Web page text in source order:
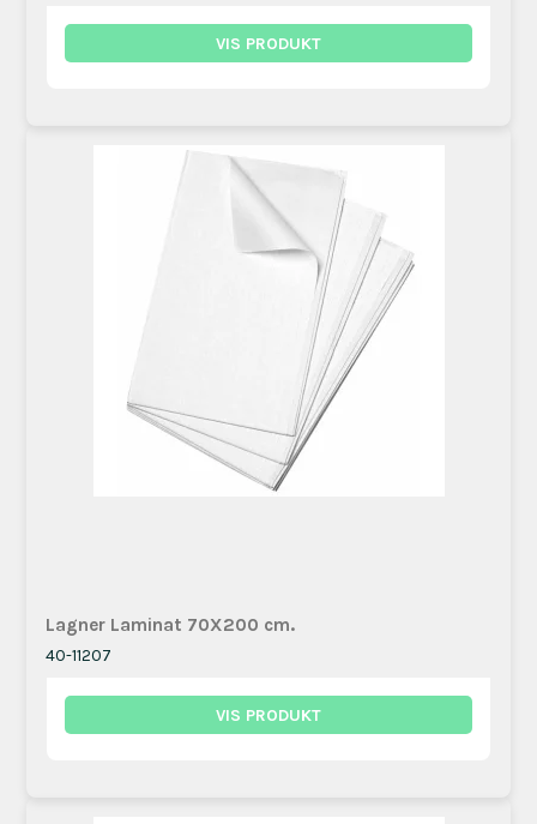
VIS PRODUKT
Lagner Laminat 70X200 cm.
40-11207
VIS PRODUKT